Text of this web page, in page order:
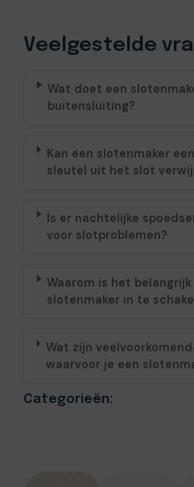
Veelgestelde
Wat doet een
buitensluiting?
Kan een slotenmaker
sleutel uit het slot
Is er nachtelijke
voor slotproblemen?
Waarom is het
slotenmaker in te
Wat zijn
waarvoor je een
Categorieën: